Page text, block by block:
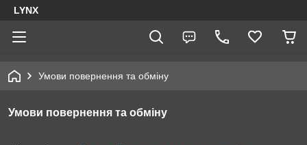
LYNX
Умови повернення та обміну
Умови повернення та обміну